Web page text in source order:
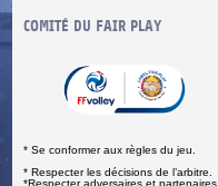
COMITÉ DU FAIR PLAY
* Se conformer aux règles du jeu.
* Respecter les décisions de l’arbitre.
*Respecter adversaires et partenaires.